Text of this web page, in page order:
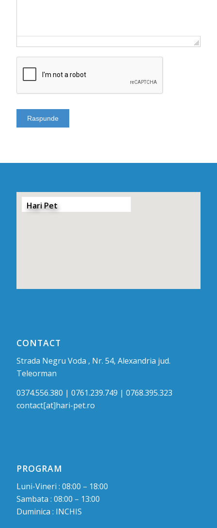
Hari Pet
CONTACT
Strada Negru Voda , Nr. 54, Alexandria jud.
Teleorman
0374.556.380 | 0761.239.749 | 0768.395.323
contact[at]hari-pet.ro
PROGRAM
Luni-Vineri : 08:00 – 18:00
Sambata : 08:00 – 13:00
Duminica : INCHIS